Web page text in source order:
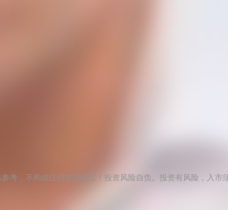
考，不构成任何投资建议！投资风险自负。投资有风险，入市